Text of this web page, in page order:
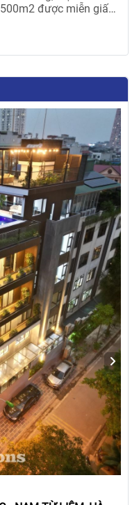
được miễn giấy